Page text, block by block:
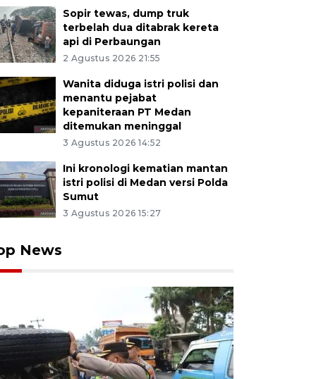
Sopir tewas, dump truk
terbelah dua ditabrak kereta
api di Perbaungan
2 Agustus 2026 21:55
Wanita diduga istri polisi dan
menantu pejabat
kepaniteraan PT Medan
ditemukan meninggal
3 Agustus 2026 14:52
Ini kronologi kematian mantan
istri polisi di Medan versi Polda
Sumut
3 Agustus 2026 15:27
News